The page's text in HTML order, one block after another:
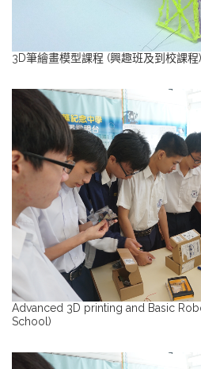
3D筆繪畫模型課程 (興趣班及到校課程)
Advanced 3D printing and Basic
School)